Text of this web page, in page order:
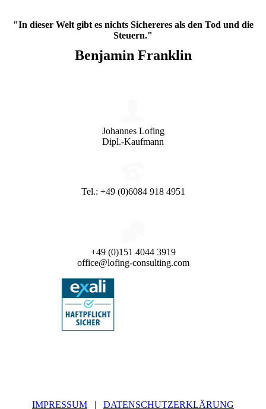
"In dieser Welt gibt es nichts Sichereres als den Tod und die
Steuern."
Benjamin Franklin
Johannes Lofing
Dipl.-Kaufmann
Tel.: +49 (0)6084 918 4951
+49 (0)151 4044 3919
office@lofing-consulting.com
IMPRESSUM | DATENSCHUTZERKLÄRUNG